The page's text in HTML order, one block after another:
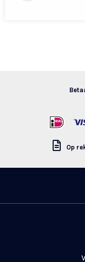
Op